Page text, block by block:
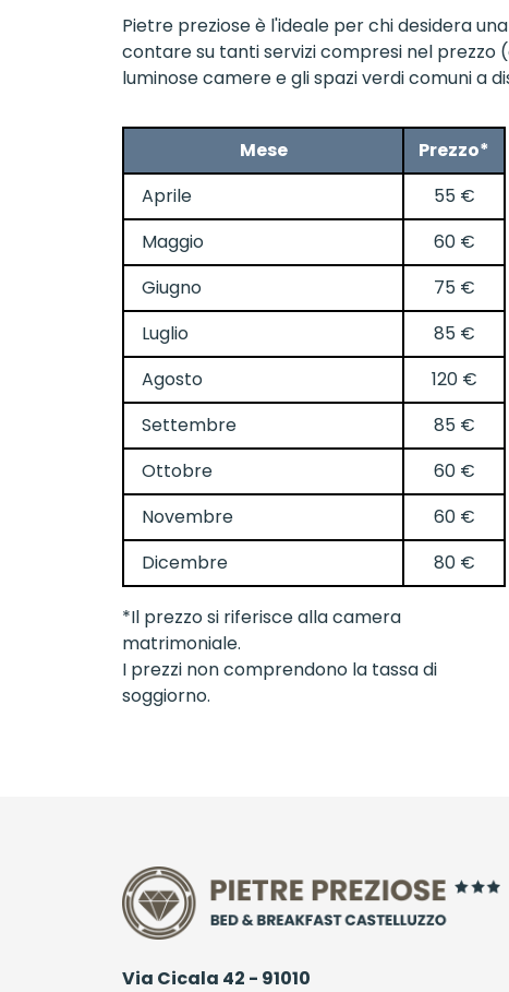
Pietre preziose è l'ideale per chi desidera
contare su tanti servizi compresi nel
luminose camere e gli spazi verdi comuni a
Mese
Prezzo*
Aprile
55 €
Maggio
60 €
Giugno
75 €
Luglio
85 €
Agosto
120 €
Settembre
85 €
Ottobre
60 €
Novembre
60 €
Dicembre
80 €
*Il prezzo si riferisce alla camera
matrimoniale.
I prezzi non comprendono la tassa di
soggiorno.
Via Cicala 42 - 91010